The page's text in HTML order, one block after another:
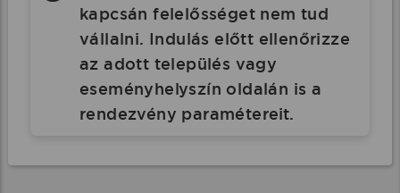
kapcsán felelősséget nem tud
vállalni. Indulás előtt ellenőrizze
az adott település vagy
eseményhelyszín oldalán is a
rendezvény paramétereit.